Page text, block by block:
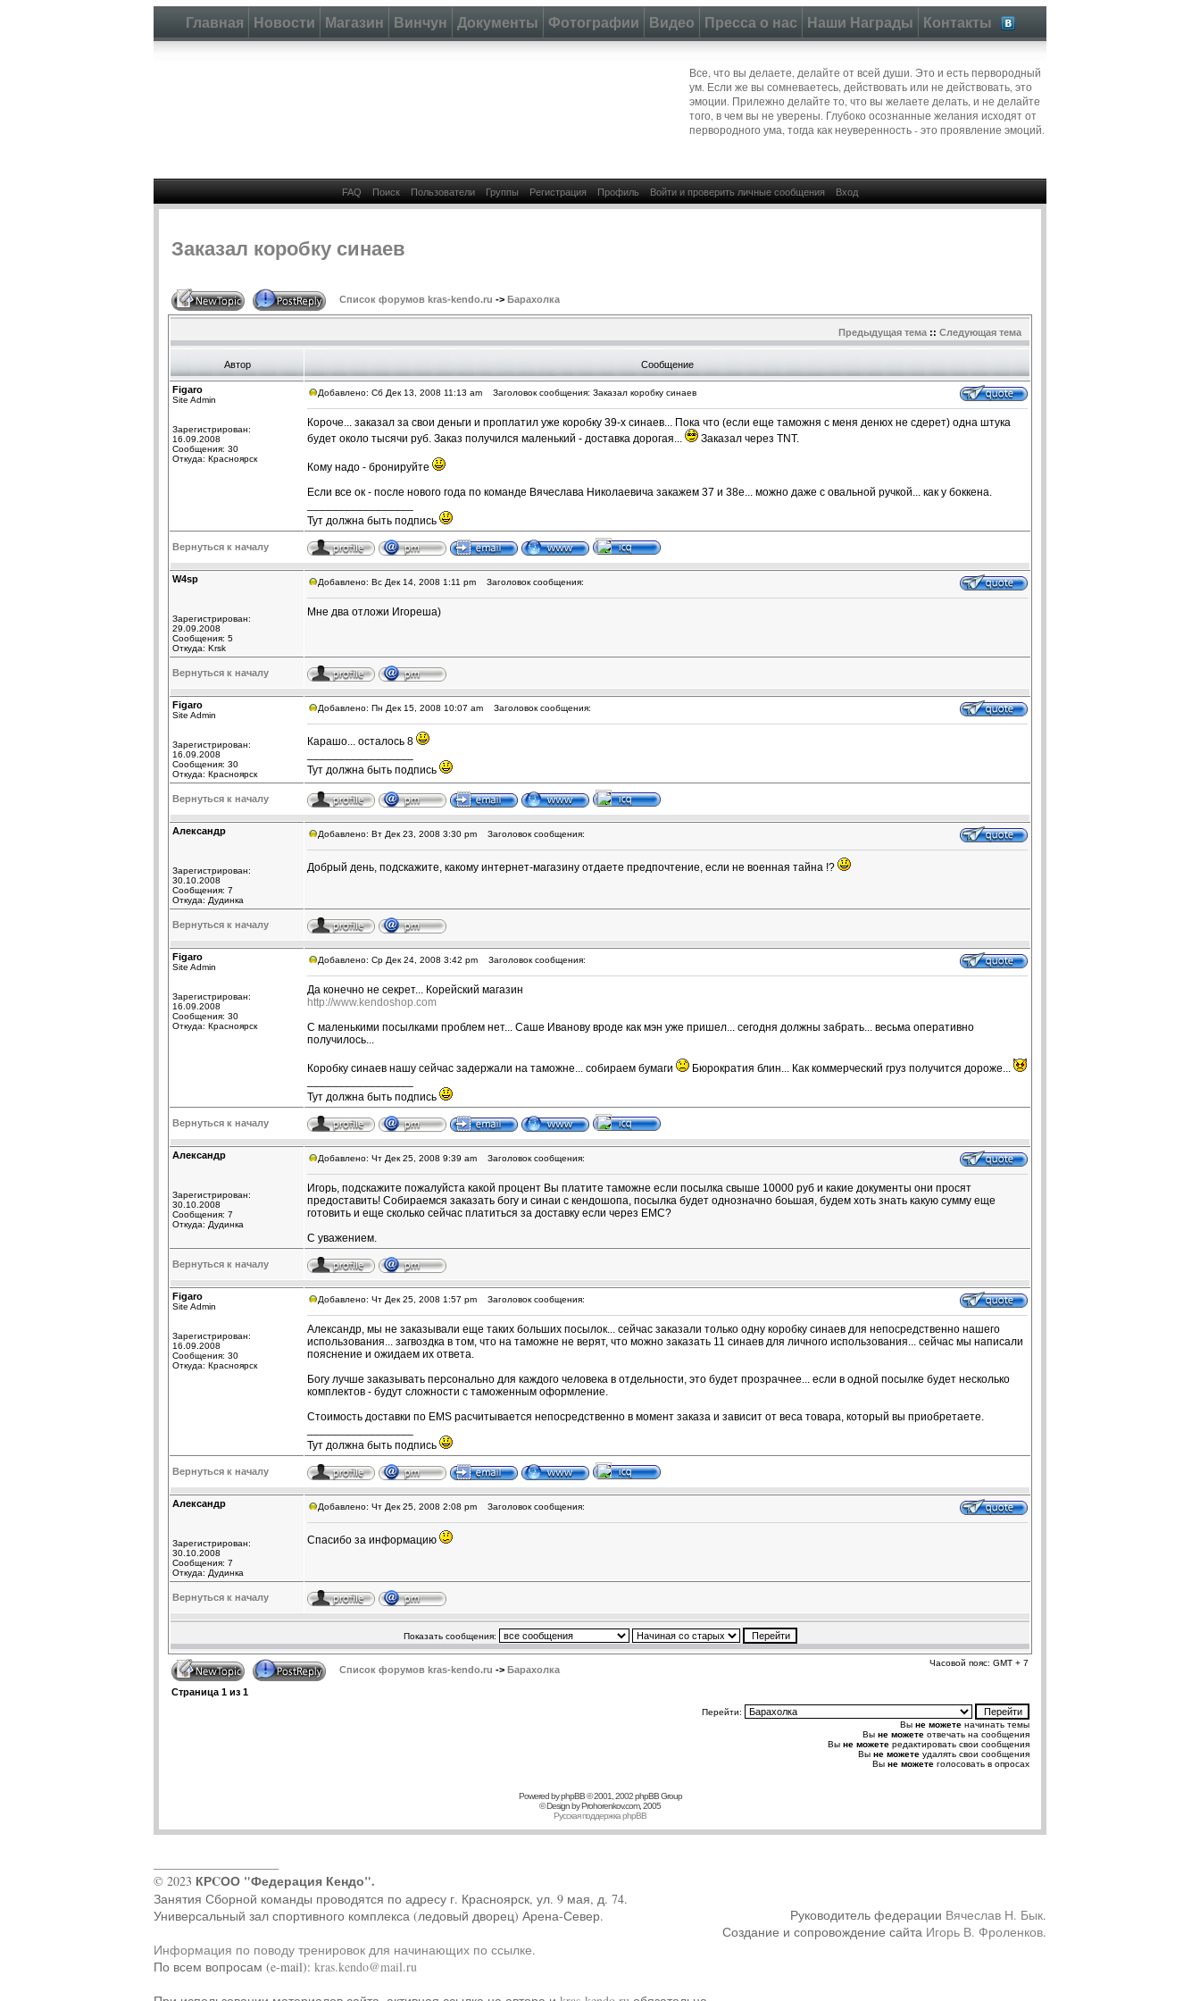
Главная Новости Магазин Винчун Документы Фотографии Видео Пресса о нас Наши Награды Контакты
Все, что вы делаете, делайте от всей души. Это и есть первородный
ум. Если же вы сомневаетесь, действовать или не действовать, это
эмоции. Прилежно делайте то, что вы желаете делать, и не делайте
того, в чем вы не уверены. Глубоко осознанные желания исходят от
первородного ума, тогда как неуверенность - это проявление эмоций.
FAQ Поиск Пользователи Группы Регистрация Профиль Войти и проверить личные сообщения Вход
Заказал коробку синаев
Список форумов kras-kendo.ru -> Барахолка
Предыдущая тема :: Следующая тема
Автор Сообщение
Figaro
Site Admin
Зарегистрирован:
16.09.2008
Сообщения: 30
Откуда: Красноярск
Добавлено: Сб Дек 13, 2008 11:13 am Заголовок сообщения: Заказал коробку синаев
Короче... заказал за свои деньги и проплатил уже коробку 39-х синаев... Пока что (если еще таможня с меня денюх не сдерет) одна штука
будет около тысячи руб. Заказ получился маленький - доставка дорогая...
Заказал через TNT.
Кому надо - бронируйте
Если все ок - после нового года по команде Вячеслава Николаевича закажем 37 и 38е... можно даже с овальной ручкой... как у боккена.
Тут должна быть подпись
Вернуться к началу
W4sp
Зарегистрирован:
29.09.2008
Сообщения: 5
Откуда: Krsk
Добавлено: Вс Дек 14, 2008 1:11 pm Заголовок сообщения:
Мне два отложи Игореша)
Вернуться к началу
Figaro
Site Admin
Зарегистрирован:
16.09.2008
Сообщения: 30
Откуда: Красноярск
Добавлено: Пн Дек 15, 2008 10:07 am Заголовок сообщения:
Карашо... осталось 8
Тут должна быть подпись
Вернуться к началу
Александр
Зарегистрирован:
30.10.2008
Сообщения: 7
Откуда: Дудинка
Добавлено: Вт Дек 23, 2008 3:30 pm Заголовок сообщения:
Добрый день, подскажите, какому интернет-магазину отдаете предпочтение, если не военная тайна !?
Вернуться к началу
Figaro
Site Admin
Зарегистрирован:
16.09.2008
Сообщения: 30
Откуда: Красноярск
Добавлено: Ср Дек 24, 2008 3:42 pm Заголовок сообщения:
Да конечно не секрет... Корейский магазин
http://www.kendoshop.com
С маленькими посылками проблем нет... Саше Иванову вроде как мэн уже пришел... сегодня должны забрать... весьма оперативно
получилось...
Коробку синаев нашу сейчас задержали на таможне... собираем бумаги
Бюрократия блин... Как коммерческий груз получится дороже...
Тут должна быть подпись
Вернуться к началу
Александр
Зарегистрирован:
30.10.2008
Сообщения: 7
Откуда: Дудинка
Добавлено: Чт Дек 25, 2008 9:39 am Заголовок сообщения:
Игорь, подскажите пожалуйста какой процент Вы платите таможне если посылка свыше 10000 руб и какие документы они просят
предоставить! Собираемся заказать богу и синаи с кендошопа, посылка будет однозначно боьшая, будем хоть знать какую сумму еще
готовить и еще сколько сейчас платиться за доставку если через ЕМС?
С уважением.
Вернуться к началу
Figaro
Site Admin
Зарегистрирован:
16.09.2008
Сообщения: 30
Откуда: Красноярск
Добавлено: Чт Дек 25, 2008 1:57 pm Заголовок сообщения:
Александр, мы не заказывали еще таких больших посылок... сейчас заказали только одну коробку синаев для непосредственно нашего
использования... загвоздка в том, что на таможне не верят, что можно заказать 11 синаев для личного использования... сейчас мы написали
пояснение и ожидаем их ответа.
Богу лучше заказывать персонально для каждого человека в отдельности, это будет прозрачнее... если в одной посылке будет несколько
комплектов - будут сложности с таможенным оформление.
Стоимость доставки по EMS расчитывается непосредственно в момент заказа и зависит от веса товара, который вы приобретаете.
Тут должна быть подпись
Вернуться к началу
Александр
Зарегистрирован:
30.10.2008
Сообщения: 7
Откуда: Дудинка
Добавлено: Чт Дек 25, 2008 2:08 pm Заголовок сообщения:
Спасибо за информацию
Вернуться к началу
Показать сообщения:
Список форумов kras-kendo.ru -> Барахолка
Часовой пояс: GMT + 7
Страница 1 из 1
Перейти:
Вы не можете начинать темы
Вы не можете отвечать на сообщения
Вы не можете редактировать свои сообщения
Вы не можете удалять свои сообщения
Вы не можете голосовать в опросах
Powered byphpBB© 2001, 2002 phpBB Group
© Design byProhorenkov.com, 2005
Русская поддержка phpBB
© 2023 КРCОО "Федерация Кендо".
Занятия Сборной команды проводятся по адресу г. Красноярск, ул. 9 мая, д. 74.
Универсальный зал спортивного комплекса (ледовый дворец) Арена-Север.
Информация по поводу тренировок для начинающих по ссылке.
По всем вопросам (e-mail): kras.kendo@mail.ru
Руководитель федерации Вячеслав Н. Бык.
Создание и сопровождение сайта Игорь В. Фроленков.